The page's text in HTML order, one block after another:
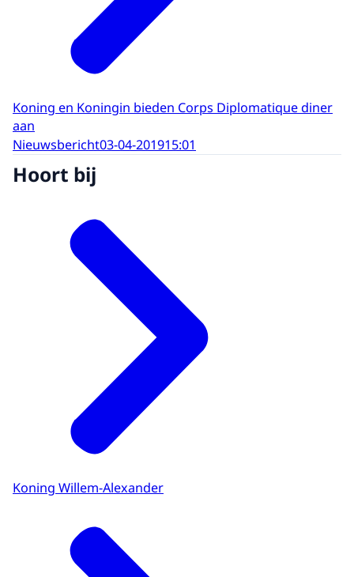
Koning en Koningin bieden Corps Diplomatique diner
aan
Nieuwsbericht03-04-201915:01
Hoort bij
Koning Willem-Alexander